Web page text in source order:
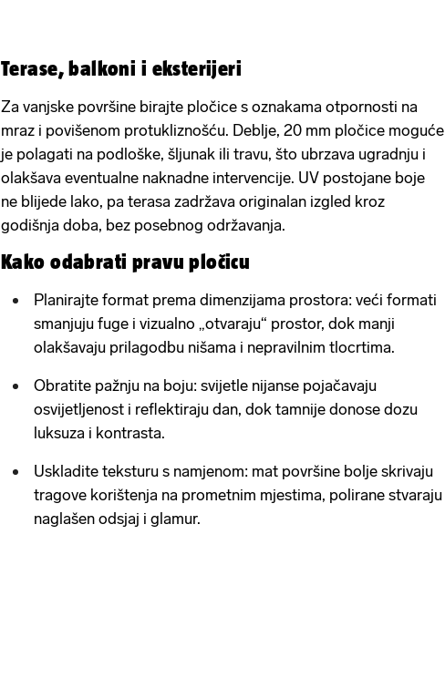
Terase, balkoni i eksterijeri
Za vanjske površine birajte pločice s oznakama otpornosti na
mraz i povišenom protukliznošću. Deblje, 20 mm pločice moguće
je polagati na podloške, šljunak ili travu, što ubrzava ugradnju i
olakšava eventualne naknadne intervencije. UV postojane boje
ne blijede lako, pa terasa zadržava originalan izgled kroz
godišnja doba, bez posebnog održavanja.
Kako odabrati pravu pločicu
Planirajte format prema dimenzijama prostora: veći formati
smanjuju fuge i vizualno „otvaraju“ prostor, dok manji
olakšavaju prilagodbu nišama i nepravilnim tlocrtima.
Obratite pažnju na boju: svijetle nijanse pojačavaju
osvijetljenost i reflektiraju dan, dok tamnije donose dozu
luksuza i kontrasta.
Uskladite teksturu s namjenom: mat površine bolje skrivaju
tragove korištenja na prometnim mjestima, polirane stvaraju
naglašen odsjaj i glamur.